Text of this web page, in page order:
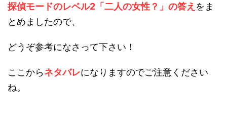
探偵モードのレベル2「二人の女性？」の答え をま
とめましたので、
どうぞ参考になさって下さい！
ここからネタバレになりますのでご注意ください
ね。